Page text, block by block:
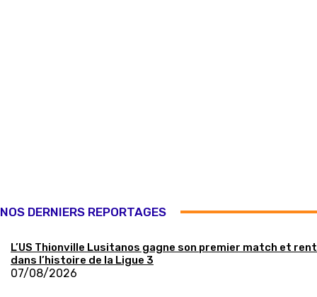
NOS DERNIERS REPORTAGES
L’US Thionville Lusitanos gagne son premier match et
dans l’histoire de la Ligue 3
07/08/2026